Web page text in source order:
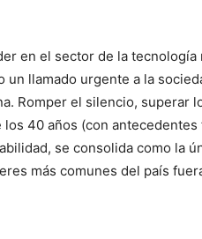
en el sector de la
un llamado urgente a la
Romper el silencio, superar
los 40 años (con
se consolida como la
más comunes del país